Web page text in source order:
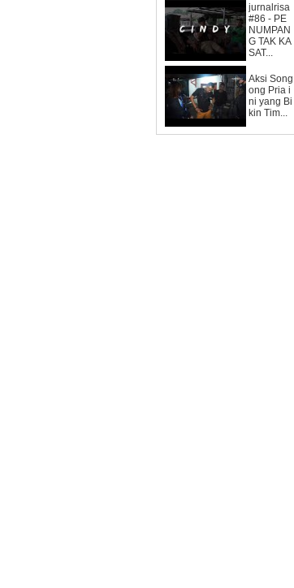
jurnalrisa
#86 - PE
NUMPAN
G TAK KA
SAT...
Aksi Song
ong Pria i
ni yang Bi
kin Tim...